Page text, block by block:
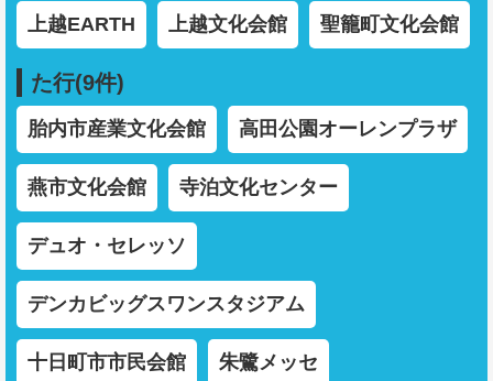
上越EARTH 上越文化会館 聖籠町文化会館
た行(9件)
胎内市産業文化会館 高田公園オーレンプラザ
燕市文化会館 寺泊文化センター
デュオ・セレッソ
デンカビッグスワンスタジアム
十日町市市民会館 朱鷺メッセ